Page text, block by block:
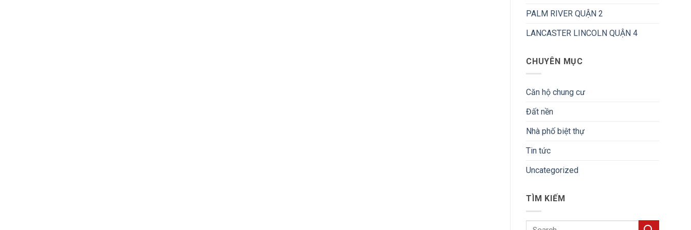
PALM RIVER QUẬN 2
LANCASTER LINCOLN QUẬN 4
CHUYÊN MỤC
Căn hộ chung cư
Đất nền
Nhà phố biệt thự
Tin tức
Uncategorized
TÌM KIẾM